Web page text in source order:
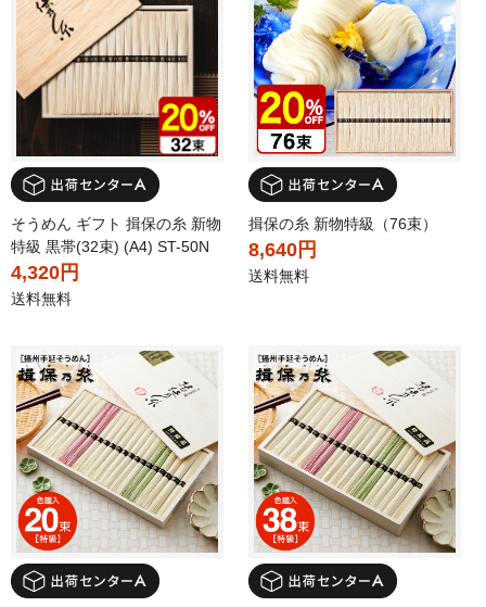
そうめん ギフト 揖保の糸 新物
特級 黒帯(32束) (A4) ST-50N
4,320円
送料無料
揖保の糸 新物特級（76束）
8,640円
送料無料